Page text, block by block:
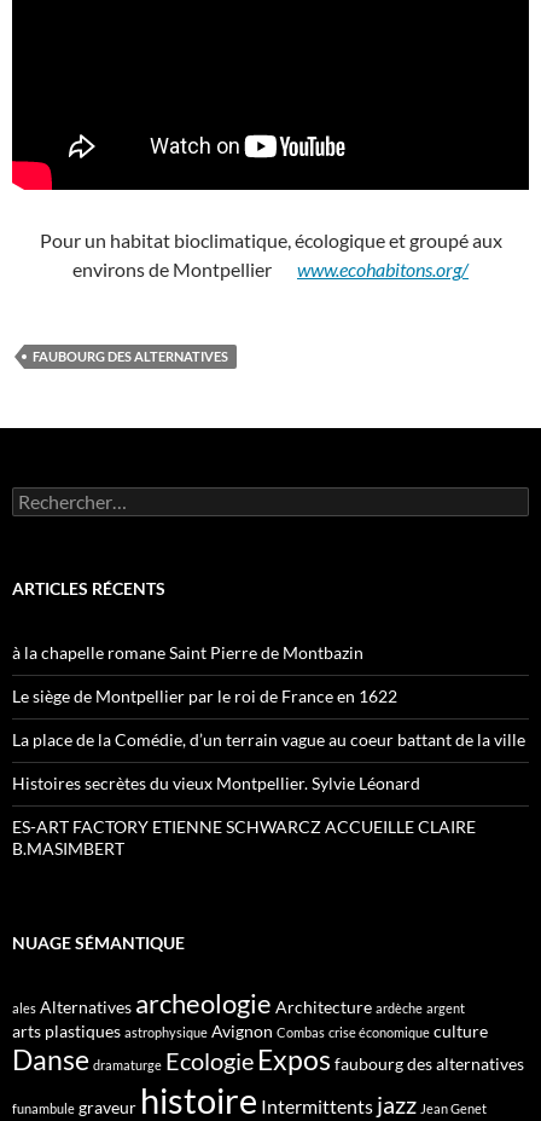
Pour un habitat bioclimatique, écologique et groupé aux
environs de Montpellier www.ecohabitons.org/
FAUBOURG DES ALTERNATIVES
Rechercher :
ARTICLES RÉCENTS
à la chapelle romane Saint Pierre de Montbazin
Le siège de Montpellier par le roi de France en 1622
La place de la Comédie, d’un terrain vague au coeur battant de la ville
Histoires secrètes du vieux Montpellier. Sylvie Léonard
ES-ART FACTORY ETIENNE SCHWARCZ ACCUEILLE CLAIRE
B.MASIMBERT
NUAGE SÉMANTIQUE
ales Alternatives archeologie Architecture ardèche argent
arts plastiques astrophysique Avignon Combas crise économique culture
Danse dramaturge Ecologie Expos faubourg des alternatives
funambule graveur histoire Intermittents jazz Jean Genet